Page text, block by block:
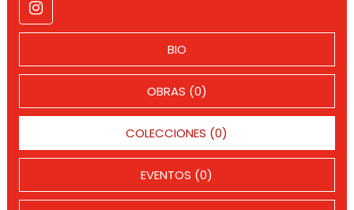
BIO
OBRAS (0)
COLECCIONES (0)
EVENTOS (0)